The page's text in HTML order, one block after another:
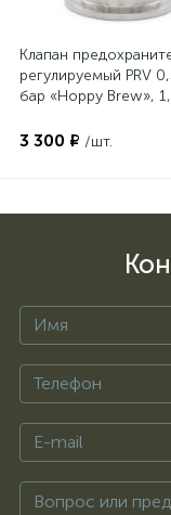
Клапан
регулируемый PRV
бар «Hoppy Brew»,
3 300 ₽ /шт.